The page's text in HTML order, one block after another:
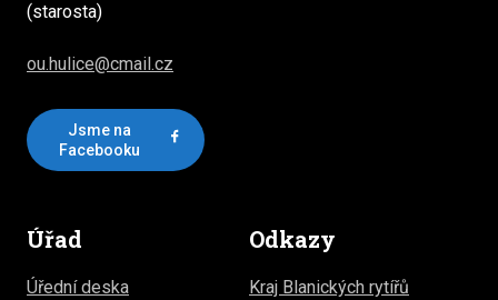
(starosta)
ou.hulice@cmail.cz
Jsme na
Facebooku
Úřad
Úřední deska
Odkazy
Kraj Blanických rytířů